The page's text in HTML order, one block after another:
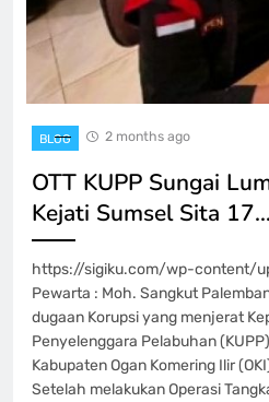
BLOG 2 months ago
OTT KUPP Sungai
Kejati Sumsel Sita 17…
https://sigiku.com/wp-content/
Pewarta : Moh. Sangkut
dugaan Korupsi yang menjerat
Penyelenggara Pelabuhan
Kabupaten Ogan Komering Ilir
Setelah melakukan Operasi